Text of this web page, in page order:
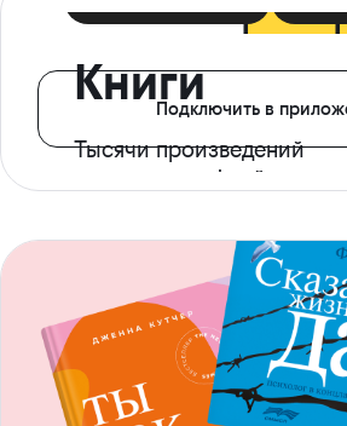
Книги
Тысячи произведений
с доступом офлайн
Подключить в